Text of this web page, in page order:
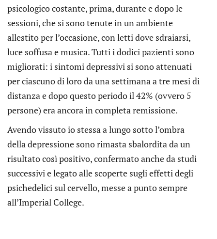
psicologico costante, prima, durante e dopo le
sessioni, che si sono tenute in un ambiente
allestito per l’occasione, con letti dove sdraiarsi,
luce soffusa e musica. Tutti i dodici pazienti sono
migliorati: i sintomi depressivi si sono attenuati
per ciascuno di loro da una settimana a tre mesi di
distanza e dopo questo periodo il 42% (ovvero 5
persone) era ancora in completa remissione.
Avendo vissuto io stessa a lungo sotto l’ombra
della depressione sono rimasta sbalordita da un
risultato così positivo, confermato anche da studi
successivi e legato alle scoperte sugli effetti degli
psichedelici sul cervello, messe a punto sempre
all’Imperial College.